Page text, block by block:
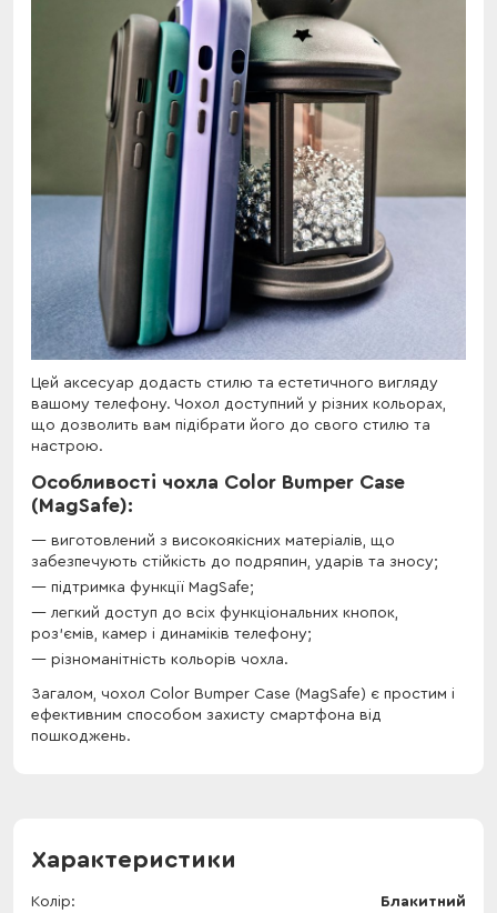
Цей аксесуар додасть стилю та естетичного вигляду
вашому телефону. Чохол доступний у різних кольорах,
що дозволить вам підібрати його до свого стилю та
настрою.
Особливості чохла Color Bumper Case
(MagSafe):
виготовлений з високоякісних матеріалів, що
забезпечують стійкість до подряпин, ударів та зносу;
підтримка функції MagSafe;
легкий доступ до всіх функціональних кнопок,
роз'ємів, камер і динаміків телефону;
різноманітність кольорів чохла.
Загалом, чохол Color Bumper Case (MagSafe) є простим і
ефективним способом захисту смартфона від
пошкоджень.
Характеристики
Колір Блакитний